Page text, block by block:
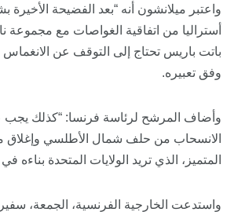
واعتبر ميلانشون أنه “بعد الفضيحة
أستراليا من اتفاقية الغواصات مع مجموعة
باتت باريس تحتاج إلى التوقف عن الانغماس
وفق تعبيره.
وأضاف المرشح لرئاسة فرنسا: “كذلك يجب
الانسحاب من حلف شمال الأطلسي وإغلاق
المتميز، الذي تريد الولايات المتحدة بناءه في
واستدعت الخارجية الفرنسية، الجمعة،